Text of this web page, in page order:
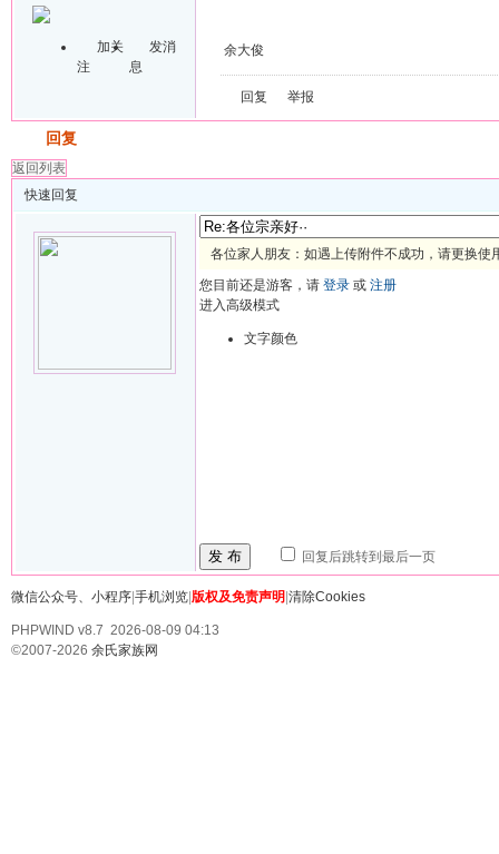
加关
注
发消
息
余大俊
回复 举报
回复
返回列表
快速回复
各位家人朋友：如遇上传附件不成功，请更换使
您目前还是游客，请 登录 或 注册
进入高级模式
文字颜色
发 布 回复后跳转到最后一页
微信公众号、小程序 手机浏览 版权及免责声明 清除Cookies
PHPWIND v8.7 2026-08-09 04:13
©2007-2026 余氏家族网